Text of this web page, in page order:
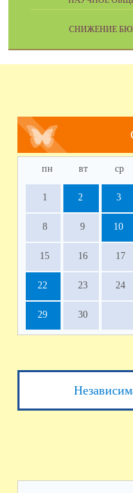
СНИЖЕНИЕ
пн вт ср
1 2 3
8 9 10
15 16 17
22 23 24
29 30